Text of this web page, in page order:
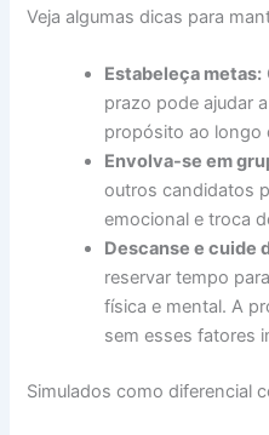
Veja algumas dicas para
Estabeleça metas:
prazo pode ajudar
propósito ao longo
Envolva-se em
outros candidatos
emocional e troca
Descanse e cuide
reservar tempo
física e mental. A
sem esses fatores
Simulados como diferencial